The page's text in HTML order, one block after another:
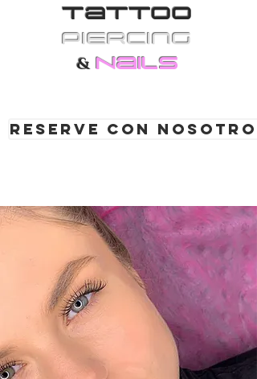
Tattoo
PiErcing
& Nails
Reserve con